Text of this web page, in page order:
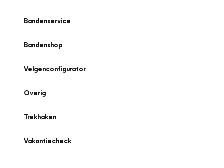
Bandenservice
Bandenshop
Velgenconfigurator
Overig
Trekhaken
Vakantiecheck